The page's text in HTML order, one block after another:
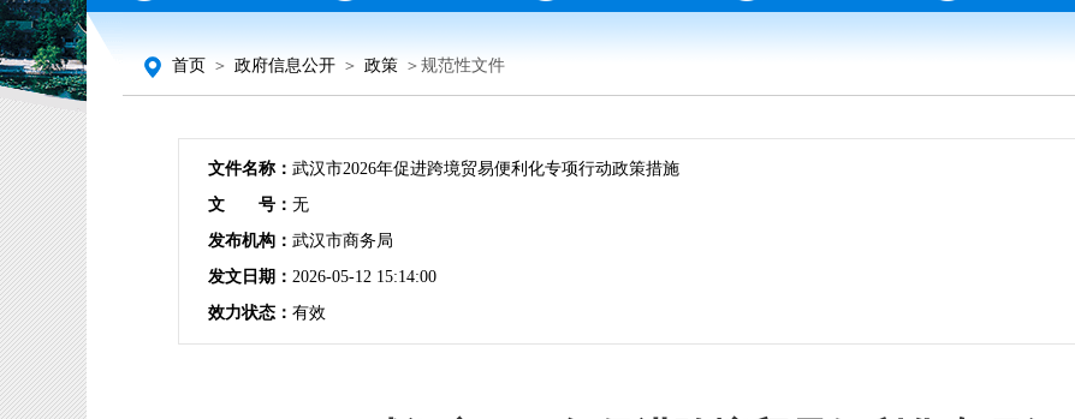
首页 ＞ 政府信息公开 ＞ 政策 ＞规范性文件
文件名称：武汉市2026年促进跨境贸易便利化专项行动政策措施
文 号：无
发布机构：武汉市商务局
发文日期：2026-05-12 15:14:00
效力状态：有效